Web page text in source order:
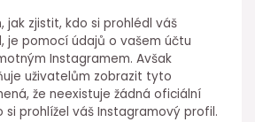
jak zjistit, kdo si prohlédl váš
je pomocí údajů o vašem účtu
Instagramem. Avšak
uživatelům zobrazit tyto
že neexistuje žádná oficiální
si prohlížel váš Instagramový profil.